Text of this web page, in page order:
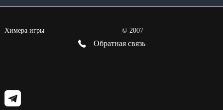
Химера игры © 2007
Обратная связь